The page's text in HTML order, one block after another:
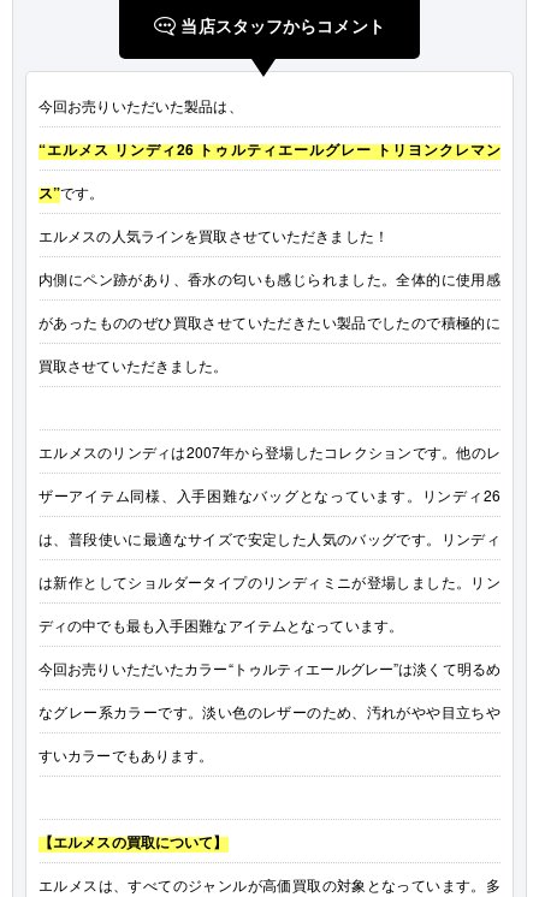
当店スタッフからコメント
今回お売りいただいた製品は、
“エルメス リンディ26 トゥルティエールグレー トリヨンクレマン
ス”です。
エルメスの人気ラインを買取させていただきました！
内側にペン跡があり、香水の匂いも感じられました。全体的に使用感
があったもののぜひ買取させていただきたい製品でしたので積極的に
買取させていただきました。
エルメスのリンディは2007年から登場したコレクションです。他のレ
ザーアイテム同様、入手困難なバッグとなっています。リンディ26
は、普段使いに最適なサイズで安定した人気のバッグです。リンディ
は新作としてショルダータイプのリンディミニが登場しました。リン
ディの中でも最も入手困難なアイテムとなっています。
今回お売りいただいたカラー“トゥルティエールグレー”は淡くて明るめ
なグレー系カラーです。淡い色のレザーのため、汚れがやや目立ちや
すいカラーでもあります。
【エルメスの買取について】
エルメスは、すべてのジャンルが高価買取の対象となっています。多